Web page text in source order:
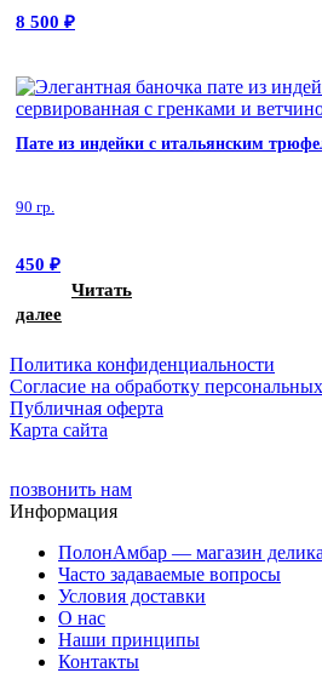
8 500 ₽
Пате из индейки с итальянским
90 гр.
450 ₽
Читать
далее
Политика конфиденциальности
Cогласие на обработку
Публичная оферта
Карта сайта
позвонить нам
Информация
ПолонАмбар — магазин
Часто задаваемые вопросы
Условия доставки
О нас
Наши принципы
Контакты